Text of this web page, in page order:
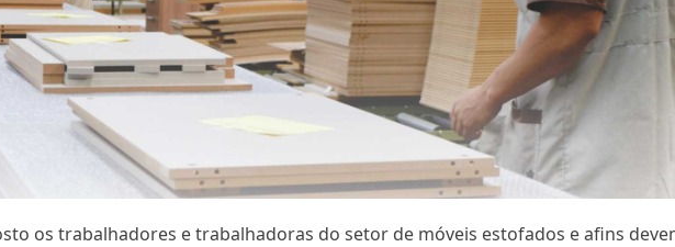
os trabalhadores e trabalhadoras do setor de móveis estofados e afins